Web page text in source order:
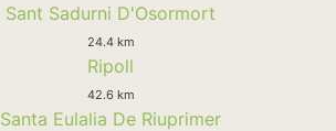
Sant Sadurni D'Osormort
24.4 km
Ripoll
42.6 km
Santa Eulalia De Riuprimer